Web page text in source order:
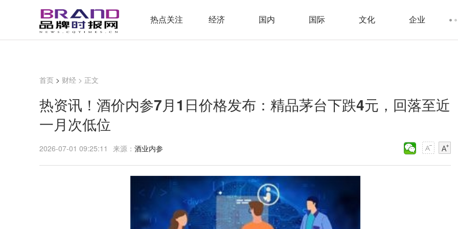
热点关注 经济 国内 国际 文化 企业
首页 > 财经 > 正文
热资讯！酒价内参7月1日价格发布：精品茅台下跌4元，回落至近
一月次低位
2026-07-01 09:25:11 来源： 酒业内参